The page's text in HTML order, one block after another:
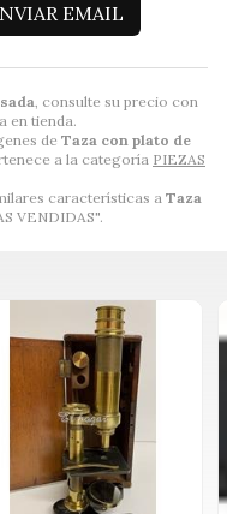
, consulte su precio con
en tienda.
de Taza con plato de
a la categoría PIEZAS
características a Taza
VENDIDAS".
EMAIL